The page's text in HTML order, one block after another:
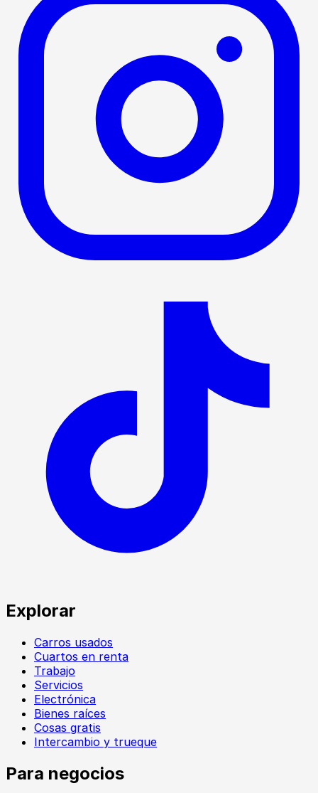
Explorar
Carros usados
Cuartos en renta
Trabajo
Servicios
Electrónica
Bienes raíces
Cosas gratis
Intercambio y trueque
Para negocios